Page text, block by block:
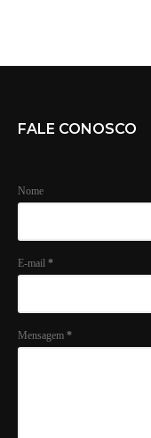
FALE CONOSCO
Nome
E-mail *
Mensagem *